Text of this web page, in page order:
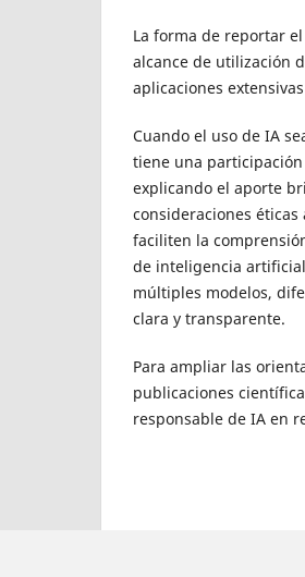
La forma de reportar
alcance de utilización
aplicaciones
Cuando el uso de IA
tiene una
explicando el aporte
consideraciones
faciliten la
de inteligencia
múltiples modelos,
clara y transparente.
Para ampliar las
publicaciones
responsable de IA en